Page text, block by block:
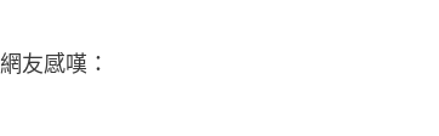
友感嘆：